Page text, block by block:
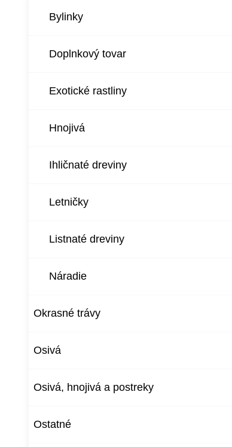
Bylinky
Doplnkový tovar
Exotické rastliny
Hnojivá
Ihličnaté dreviny
Letničky
Listnaté dreviny
Náradie
Okrasné trávy
Osivá
Osivá, hnojivá a postreky
Ostatné